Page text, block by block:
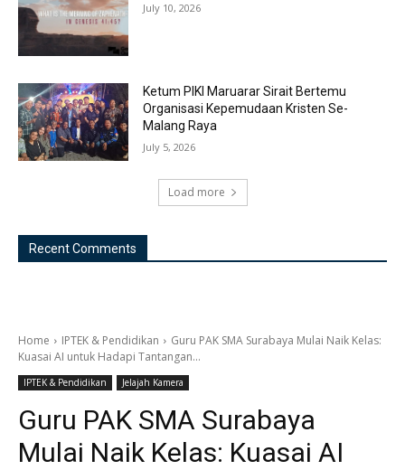
July 10, 2026
Ketum PIKI Maruarar Sirait Bertemu
Organisasi Kepemudaan Kristen Se-
Malang Raya
July 5, 2026
Load more
Recent Comments